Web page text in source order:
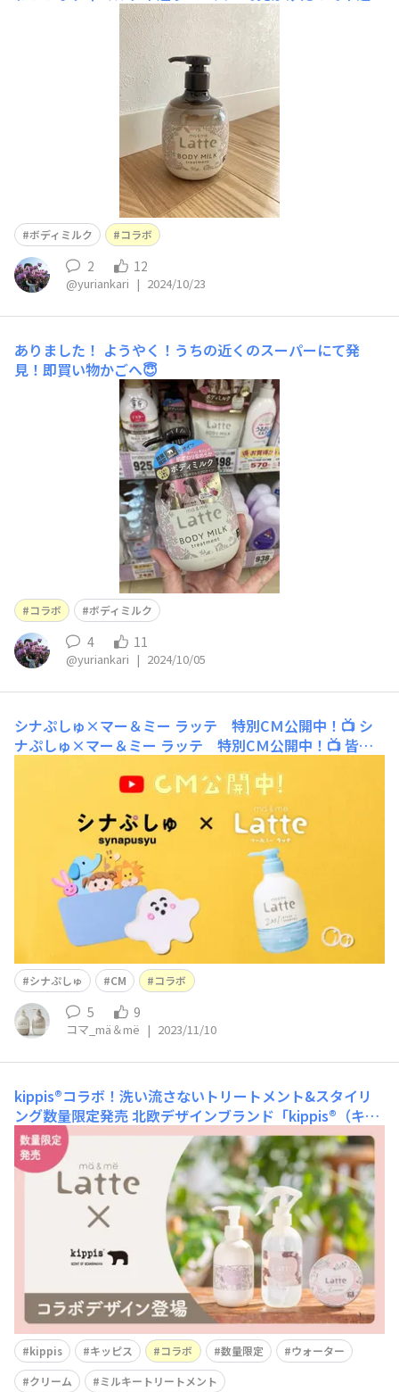
入 やはりインテリアに馴染む色味とテイスト🧴推せます
ボディミルク コラボ
2 12
@yuriankari | 2024/10/23
ありました！ ようやく！うちの近くのスーパーにて発
見！即買い物かごへ😇
コラボ ボディミルク
4 11
@yuriankari | 2024/10/05
シナぷしゅ×マー＆ミー ラッテ 特別CＭ公開中！📺 シ
ナぷしゅ×マー＆ミー ラッテ 特別CＭ公開中！📺 皆さ
ビ見ますでしょうか・・・？テレビを見る方も、あまり見
ない方にもお知らせです✨ きっとマー＆ミーユーザーさ
んの中でも、番組を見ていらっしゃる方も多いのではない
か？と思います、
シナぷしゅ CM コラボ
5 9
コマ_mä＆më | 2023/11/10
kippis®コラボ！洗い流さないトリートメント&スタイリ
ング数量限定発売北欧デザインブランド「kippis®（キッ
ピス）」とのコラボデザイン商品を、２０２３年４月２１
日（金）より数量限定で順次発売します！アウトバスヘア
ケアシリーズの「ダメージケア ミルキートリートメン
ト」、「ウォーター」、「クリーム」の３品が「kippis
®」デザインになって登場✨💛からまりや寝ぐせがつ
kippis キッピス コラボ 数量限定
ウォーター
クリーム
ミルキートリートメント